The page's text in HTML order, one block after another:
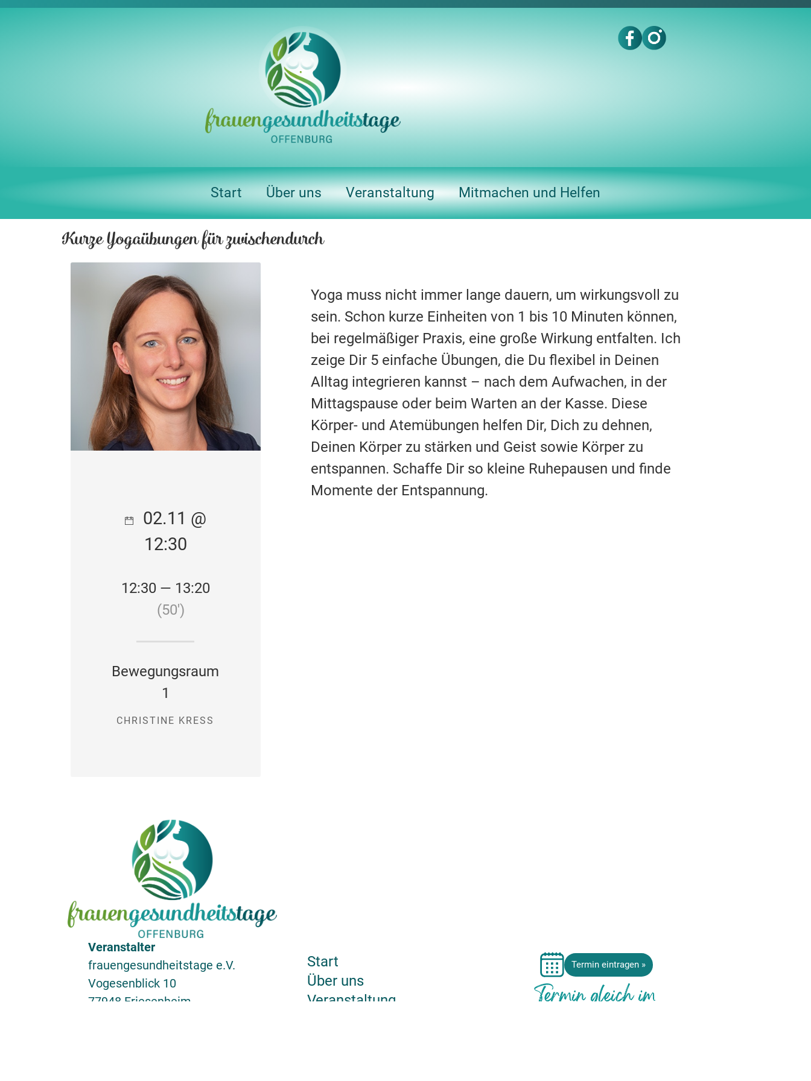
Start Über uns Veranstaltung Mitmachen und Helfen
Kurze Yogaübungen für zwischendurch
Yoga muss nicht immer lange dauern, um wirkungsvoll zu
sein. Schon kurze Einheiten von 1 bis 10 Minuten können,
bei regelmäßiger Praxis, eine große Wirkung entfalten. Ich
zeige Dir 5 einfache Übungen, die Du flexibel in Deinen
Alltag integrieren kannst – nach dem Aufwachen, in der
Mittagspause oder beim Warten an der Kasse. Diese
Körper- und Atemübungen helfen Dir, Dich zu dehnen,
Deinen Körper zu stärken und Geist sowie Körper zu
entspannen. Schaffe Dir so kleine Ruhepausen und finde
Momente der Entspannung.
02.11 @
12:30
12:30 — 13:20
(50′)
Bewegungsraum
1
CHRISTINE KRESS
Veranstalter
frauengesundheitstage e.V.
Vogesenblick 10
77948 Friesenheim
Start
Über uns
Veranstaltung
Termin eintragen »